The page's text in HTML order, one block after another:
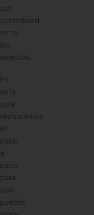
con
comodidad
entre
los
asientos.
En
esta
guía
revisaremos
el
paso
a
paso
para
que
puedas